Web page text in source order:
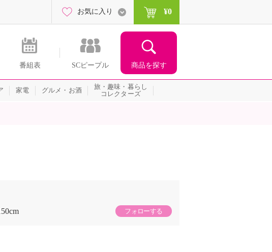
番組表 SCピープル 商品を探す
お気に入り ¥0
家電 グルメ・お酒
旅・趣味・暮らし
コレクターズ
フォローする